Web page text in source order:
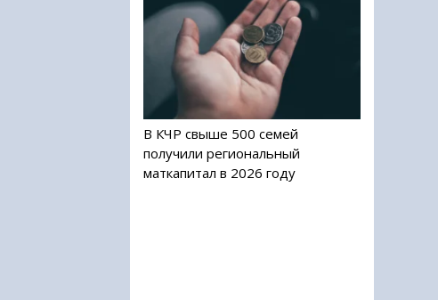
В КЧР свыше 500 семей
получили региональный
маткапитал в 2026 году